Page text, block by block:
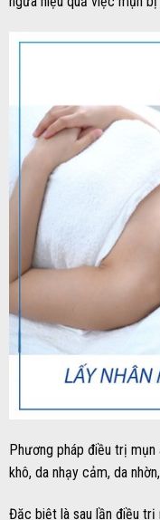
Phương pháp điều trị
khô, da nhạy cảm, da
Đặc biệt là sau lần điều trị